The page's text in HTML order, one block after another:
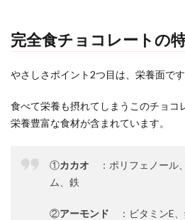
完全食チョコレートの
やさしさポイント2つ目は、栄養面です
食べて栄養も摂れてしまうこのチョコ
栄養豊富な食材が含まれています。
①カカオ ：ポリフェノール
ム、鉄
②アーモンド ：ビタミンE